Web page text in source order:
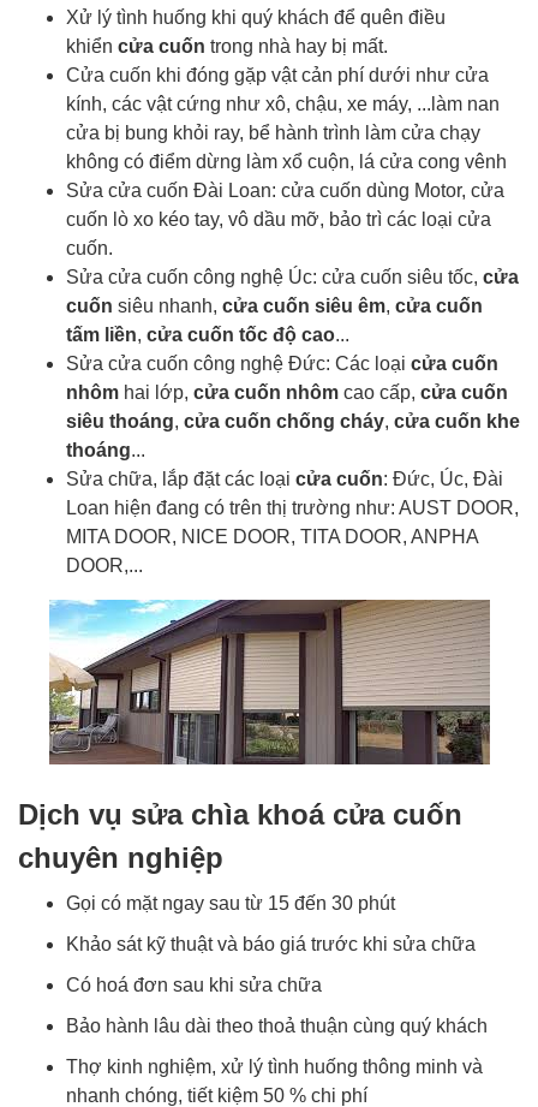
Xử lý tình huống khi quý khách để quên điều
khiển cửa cuốn trong nhà hay bị mất.
Cửa cuốn khi đóng gặp vật cản phí dưới như cửa
kính, các vật cứng như xô, chậu, xe máy, ...làm nan
cửa bị bung khỏi ray, bể hành trình làm cửa chạy
không có điểm dừng làm xổ cuộn, lá cửa cong vênh
Sửa cửa cuốn Đài Loan: cửa cuốn dùng Motor, cửa
cuốn lò xo kéo tay, vô dầu mỡ, bảo trì các loại cửa
cuốn.
Sửa cửa cuốn công nghệ Úc: cửa cuốn siêu tốc, cửa
cuốn siêu nhanh, cửa cuốn siêu êm, cửa cuốn
tấm liền, cửa cuốn tốc độ cao...
Sửa cửa cuốn công nghệ Đức: Các loại cửa cuốn
nhôm hai lớp, cửa cuốn nhôm cao cấp, cửa cuốn
siêu thoáng, cửa cuốn chống cháy, cửa cuốn khe
thoáng...
Sửa chữa, lắp đặt các loại cửa cuốn: Đức, Úc, Đài
Loan hiện đang có trên thị trường như: AUST DOOR,
MITA DOOR, NICE DOOR, TITA DOOR, ANPHA
DOOR,...
Dịch vụ sửa chìa khoá cửa cuốn
chuyên nghiệp
Gọi có mặt ngay sau từ 15 đến 30 phút
Khảo sát kỹ thuật và báo giá trước khi sửa chữa
Có hoá đơn sau khi sửa chữa
Bảo hành lâu dài theo thoả thuận cùng quý khách
Thợ kinh nghiệm, xử lý tình huống thông minh và
nhanh chóng, tiết kiệm 50 % chi phí